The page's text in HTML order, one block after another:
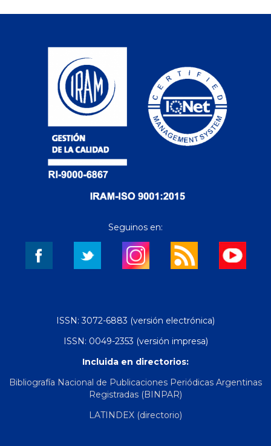
Seguinos en:
ISSN: 3072-6883 (versión electrónica)
ISSN: 0049-2353 (versión impresa)
Incluida en directorios:
Bibliografía Nacional de Publicaciones Periódicas Argentinas
Registradas (BINPAR)
LATINDEX (directorio)